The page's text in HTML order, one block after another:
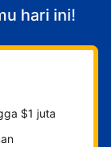
hari ini!
$1 juta